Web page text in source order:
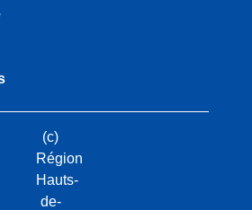
(c)
Région
Hauts-
de-